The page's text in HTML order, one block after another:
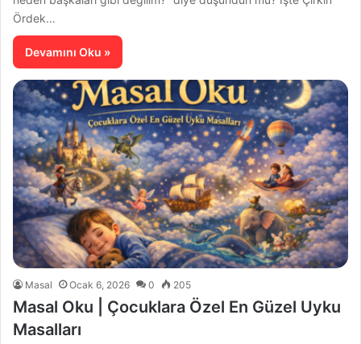
Ördek…
Devamını Oku »
Masal Ocak 6, 2026 0 205
Masal Oku | Çocuklara Özel En Güzel Uyku
Masalları